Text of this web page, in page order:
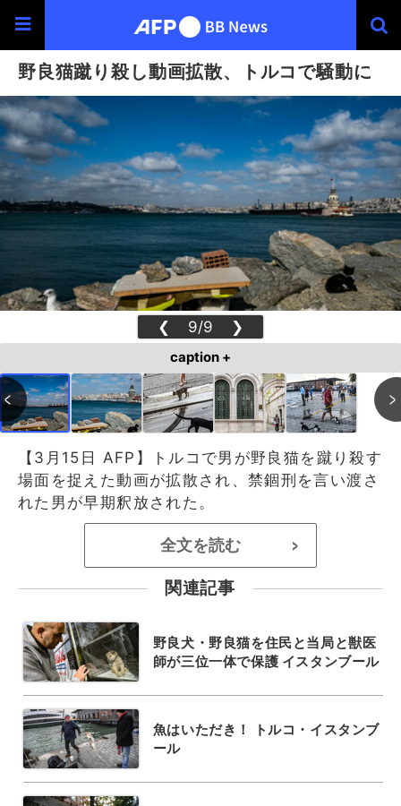
野良猫蹴り殺し動画拡散、トルコで騒動に
❮ 9/9 ❯
caption +
【3月15日 AFP】トルコで男が野良猫を蹴り殺す
場面を捉えた動画が拡散され、禁錮刑を言い渡さ
れた男が早期釈放された。
全文を読む >
関連記事
野良犬・野良猫を住民と当局と獣医
師が三位一体で保護 イスタンブール
魚はいただき！ トルコ・イスタンブ
ール